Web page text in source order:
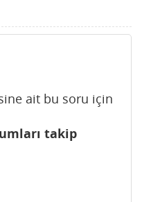
ait bu soru için
takip